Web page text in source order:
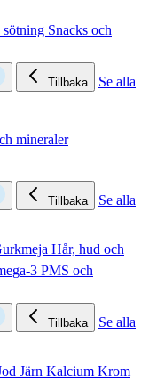
sötning Snacks och
Tillbaka
Se alla
mineraler
Tillbaka
Se alla
Hår, hud och
3 PMS och
Tillbaka
Se alla
Järn Kalcium Krom